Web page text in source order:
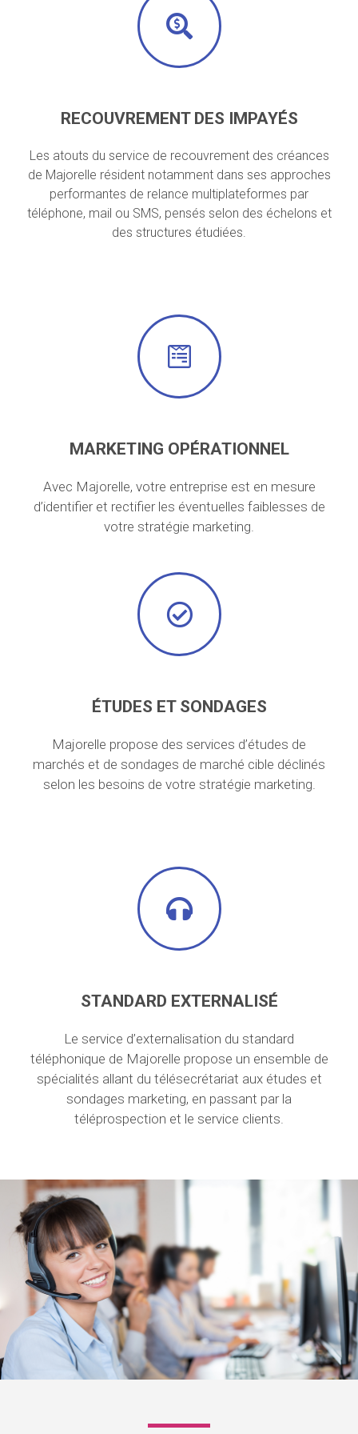
RECOUVREMENT DES IMPAYÉS
Les atouts du service de recouvrement des créances
de Majorelle résident notamment dans ses approches
performantes de relance multiplateformes par
téléphone, mail ou SMS, pensés selon des échelons et
des structures étudiées.
MARKETING OPÉRATIONNEL
Avec Majorelle, votre entreprise est en mesure
d’identifier et rectifier les éventuelles faiblesses de
votre stratégie marketing.
ÉTUDES ET SONDAGES
Majorelle propose des services d’études de
marchés et de sondages de marché cible déclinés
selon les besoins de votre stratégie marketing.
STANDARD EXTERNALISÉ
Le service d’externalisation du standard
téléphonique de Majorelle propose un ensemble de
spécialités allant du télésecrétariat aux études et
sondages marketing, en passant par la
téléprospection et le service clients.